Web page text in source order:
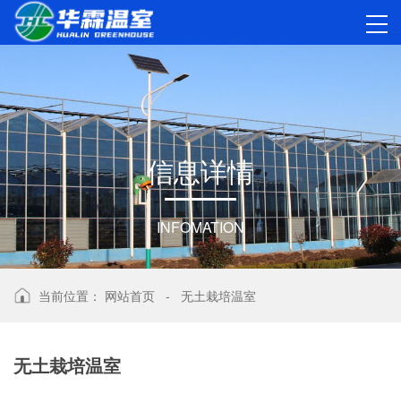
信息详情
INFOMATION
当前位置： 网站首页 - 无土栽培温室
无土栽培温室